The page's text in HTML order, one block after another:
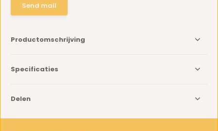
Send mail
Productomschrijving
Specificaties
Delen